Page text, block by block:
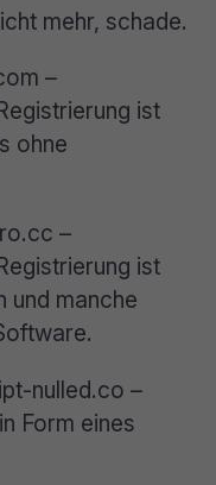
mehr, schade.
–
ist
ohne
–
ist
und manche
nulled.co –
Form eines